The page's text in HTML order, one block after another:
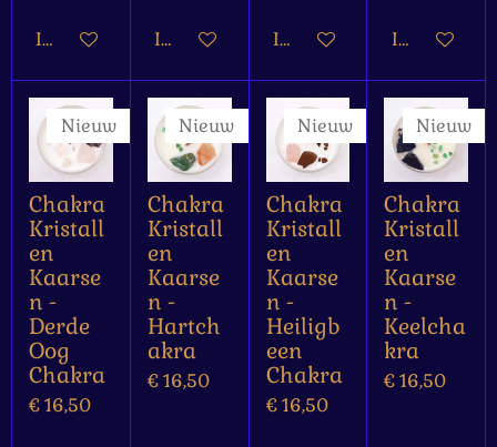
In winkelwagenIn winkelwagenIn winkelwagen
In
Nieuw
Chakra
Kristall
en
Kaarse
n -
Derde
Oog
Chakra
€ 16,50
Nieuw
Chakra
Kristall
en
Kaarse
n -
Hartch
akra
€ 16,50
Nieuw
Chakra
Kristall
en
Kaarse
n -
Heiligb
een
Chakra
€ 16,50
Nieuw
Chakra
Kristall
en
Kaarse
n -
Keelcha
kra
€ 16,50